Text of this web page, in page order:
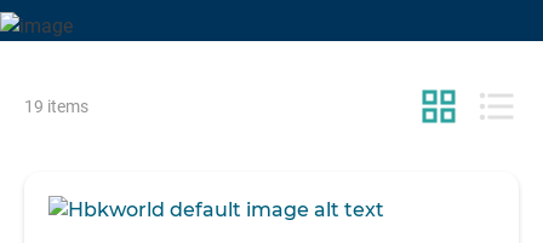
grid_view format_list_bulleted
19 items